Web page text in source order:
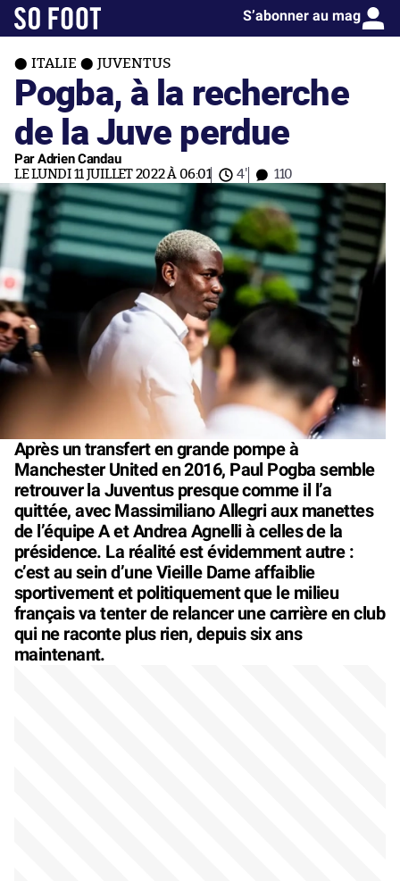
S’abonner au mag
ITALIE JUVENTUS
Pogba, à la recherche
de la Juve perdue
Par Adrien Candau
LE LUNDI 11 JUILLET 2022 À 06:01 4' 110
Après un transfert en grande pompe à
Manchester United en 2016, Paul Pogba semble
retrouver la Juventus presque comme il l’a
quittée, avec Massimiliano Allegri aux manettes
de l’équipe A et Andrea Agnelli à celles de la
présidence. La réalité est évidemment autre :
c’est au sein d’une Vieille Dame affaiblie
sportivement et politiquement que le milieu
français va tenter de relancer une carrière en club
qui ne raconte plus rien, depuis six ans
maintenant.